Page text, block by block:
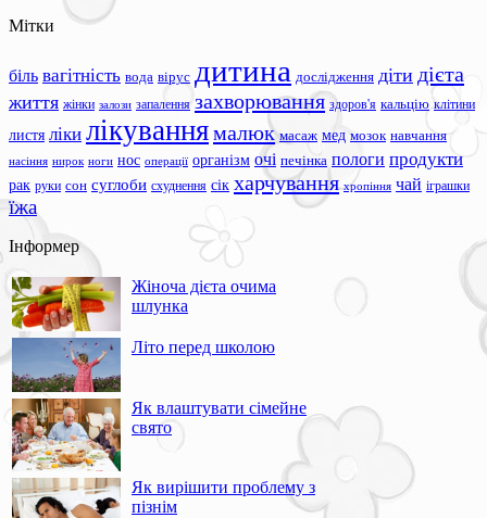
Мітки
біль вагітність вода вірус дитина дослідження діти дієта
життя жінки залози запалення захворювання здоров'я кальцію клітини
листя ліки лікуваннямалюк масаж мед мозок навчання
насіння нирок ноги нос операції організм очі печінка пологи продукти
рак руки сон суглоби схуднення сік харчування хропіння чай іграшки
їжа
Інформер
Жіноча дієта очима
шлунка
Літо перед школою
Як влаштувати сімейне
свято
Як вирішити проблему з
пізнім